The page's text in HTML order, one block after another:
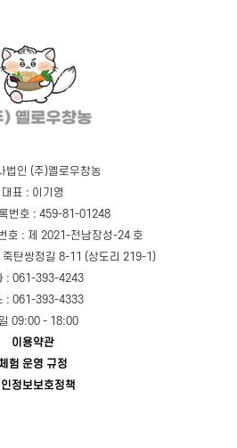
법인 (주)옐로우창농
대표 : 이기영
번호 : 459-81-01248
호 : 제 2021-전남장성-24 호
죽탄쌍정길 8-11 (상도리 219-1)
: 061-393-4243
: 061-393-4333
09:00 - 18:00
이용약관
체험 운영 규정
정보보호정책